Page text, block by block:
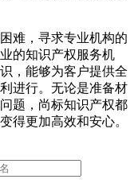
难，寻求专业机构的
的知识产权服务机
，能够为客户提供全
进行。无论是准备材
题，尚标知识产权都
得更加高效和安心。